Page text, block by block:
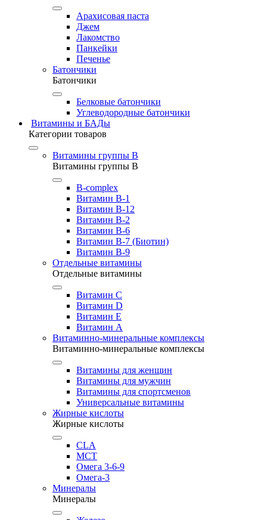
Арахисовая паста
Джем
Лакомство
Панкейки
Печенье
Батончики
Батончики
Белковые батончики
Углеводородные батончики
Витамины и БАДы
Категории товаров
Витамины группы B
Витамины группы B
B-complex
Витамин B-1
Витамин B-12
Витамин B-2
Витамин B-6
Витамин B-7 (Биотин)
Витамин B-9
Отдельные витамины
Отдельные витамины
Витамин C
Витамин D
Витамин E
Витамин А
Витаминно-минеральные комплексы
Витаминно-минеральные комплексы
Витамины для женщин
Витамины для мужчин
Витамины для спортсменов
Универсальные витамины
Жирные кислоты
Жирные кислоты
CLA
MCT
Омега 3-6-9
Омега-3
Минералы
Минералы